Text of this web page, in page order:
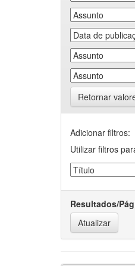
Retornar
Adicionar filtros:
Utilizar filtros
Resultados/